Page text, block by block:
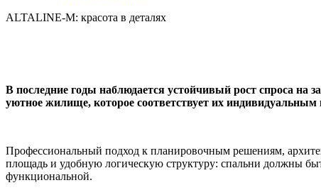
ALTALINE-M: красота в деталях
В последние годы наблюдается устойчивый рост спроса на
уютное жилище, которое соответствует их индивидуальным
Профессиональный подход к планировочным решениям,
площадь и удобную логическую структуру: спальни должны
функциональной.